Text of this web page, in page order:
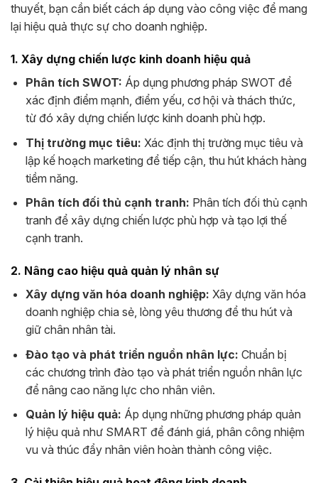
thuyết, bạn cần biết cách áp dụng vào công việc để mang
lại hiệu quả thực sự cho doanh nghiệp.
1. Xây dựng chiến lược kinh doanh hiệu quả
Phân tích SWOT: Áp dụng phương pháp SWOT để
xác định điểm mạnh, điểm yếu, cơ hội và thách thức,
từ đó xây dựng chiến lược kinh doanh phù hợp.
Thị trường mục tiêu: Xác định thị trường mục tiêu và
lập kế hoạch marketing để tiếp cận, thu hút khách hàng
tiềm năng.
Phân tích đối thủ cạnh tranh: Phân tích đối thủ cạnh
tranh để xây dựng chiến lược phù hợp và tạo lợi thế
cạnh tranh.
2. Nâng cao hiệu quả quản lý nhân sự
Xây dựng văn hóa doanh nghiệp: Xây dựng văn hóa
doanh nghiệp chia sẻ, lòng yêu thương để thu hút và
giữ chân nhân tài.
Đào tạo và phát triển nguồn nhân lực: Chuẩn bị
các chương trình đào tạo và phát triển nguồn nhân lực
để nâng cao năng lực cho nhân viên.
Quản lý hiệu quả: Áp dụng những phương pháp quản
lý hiệu quả như SMART để đánh giá, phân công nhiệm
vu và thúc đẩy nhân viên hoàn thành công việc.